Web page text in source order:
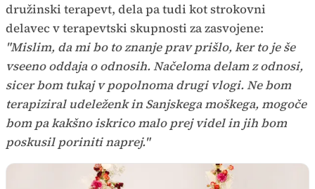
družinski terapevt, dela pa tudi kot strokovni
delavec v terapevtski skupnosti za zasvojene:
"Mislim, da mi bo to znanje prav prišlo, ker to je še
vseeno oddaja o odnosih. Načeloma delam z odnosi,
sicer bom tukaj v popolnoma drugi vlogi. Ne bom
terapiziral udeleženk in Sanjskega moškega, mogoče
bom pa kakšno iskrico malo prej videl in jih bom
poskusil poriniti naprej."